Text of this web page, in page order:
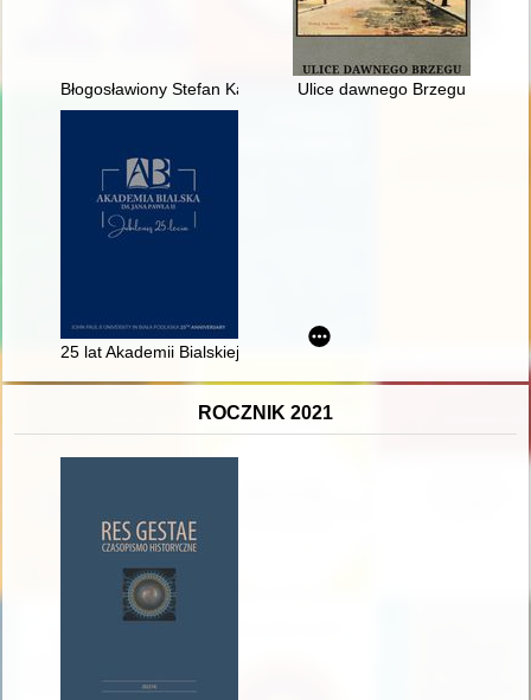
Błogosławiony Stefan Kardynał WyszyńskiUlice dawnego Brzegu
25 lat Akademii Bialskiej im. Jana Pawła II : album
ROCZNIK 2021